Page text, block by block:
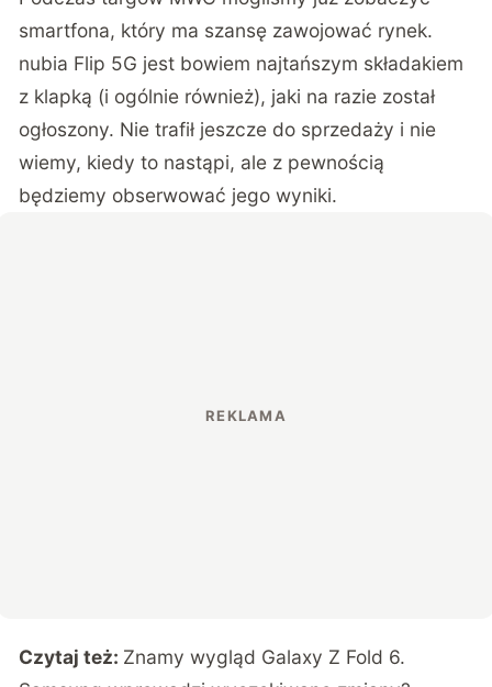
smartfona, który ma szansę zawojować rynek.
nubia Flip 5G jest bowiem najtańszym składakiem
z klapką (i ogólnie również), jaki na razie został
ogłoszony. Nie trafił jeszcze do sprzedaży i nie
wiemy, kiedy to nastąpi, ale z pewnością
będziemy obserwować jego wyniki.
Czytaj też: Znamy wygląd Galaxy Z Fold 6.